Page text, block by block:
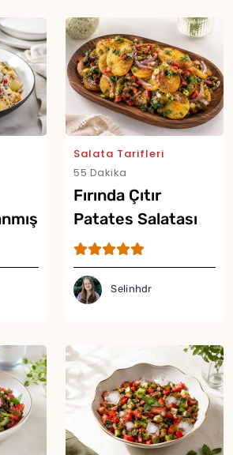
Salata Tarifleri
55 Dakika
Fırında Çıtır
Patates Salatası
Tarifi
Selinhdr